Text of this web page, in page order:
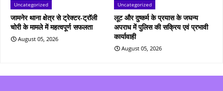
Uncategorized
जामनेर थाना क्षेत्र से ट्रेक्टर-ट्रॉली
चोरी के मामले में महत्वपूर्ण सफलता
August 05, 2026
Uncategorized
लूट और दुष्कर्म के प्रयास के जघन्य
अपराध में पुलिस की सक्रिय एवं प्रभावी
कार्यावाही
August 05, 2026